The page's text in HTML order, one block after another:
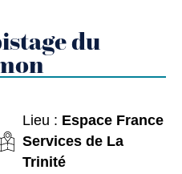
du
Lieu : Espace France
Services de La
Trinité